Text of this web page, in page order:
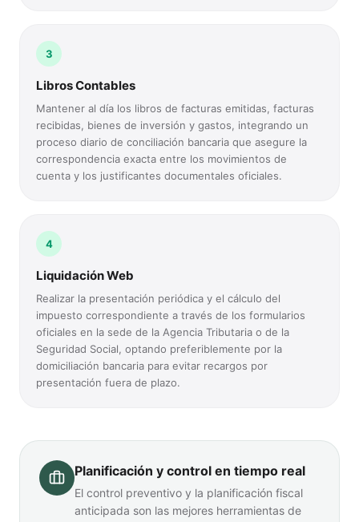
3
Libros Contables
Mantener al día los libros de facturas emitidas, facturas
recibidas, bienes de inversión y gastos, integrando un
proceso diario de conciliación bancaria que asegure la
correspondencia exacta entre los movimientos de
cuenta y los justificantes documentales oficiales.
4
Liquidación Web
Realizar la presentación periódica y el cálculo del
impuesto correspondiente a través de los formularios
oficiales en la sede de la Agencia Tributaria o de la
Seguridad Social, optando preferiblemente por la
domiciliación bancaria para evitar recargos por
presentación fuera de plazo.
Planificación y control en tiempo real
El control preventivo y la planificación fiscal
anticipada son las mejores herramientas de